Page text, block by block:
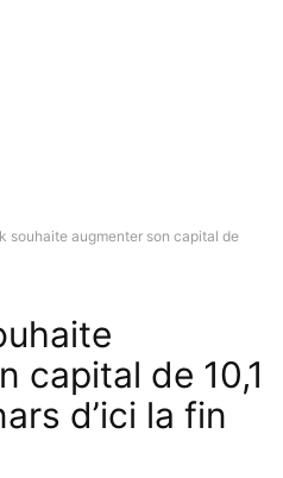
souhaite augmenter son capital de
capital de 10,1
d’ici la fin